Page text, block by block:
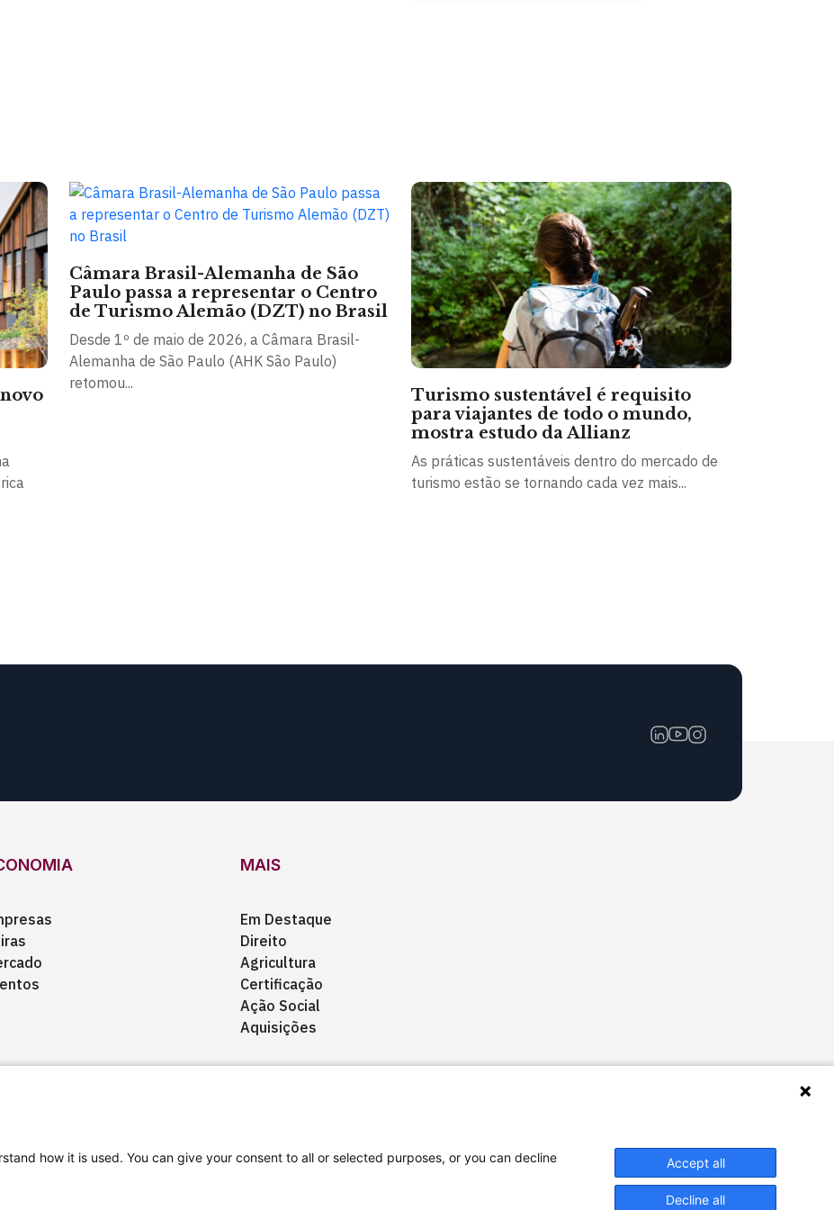
Câmara Brasil-Alemanha de São
Paulo passa a representar o Centro
de Turismo Alemão (DZT) no Brasil
Desde 1º de maio de 2026, a Câmara Brasil-
Alemanha de São Paulo (AHK São Paulo)
retomou...
Turismo sustentável é requisito
para viajantes de todo o mundo,
mostra estudo da Allianz
As práticas sustentáveis dentro do mercado de
turismo estão se tornando cada vez mais...
MAIS
Em Destaque
Direito
Agricultura
Certificação
Ação Social
Aquisições
how it is used. You can give your consent to all or selected purposes, or you can decline
Accept all
Decline all